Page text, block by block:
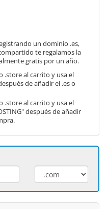
un dominio .es,
te regalamos la
gratis por un año.
.store al carrito y usa el
de añadir el .es o
.store al carrito y usa el
después de añadir